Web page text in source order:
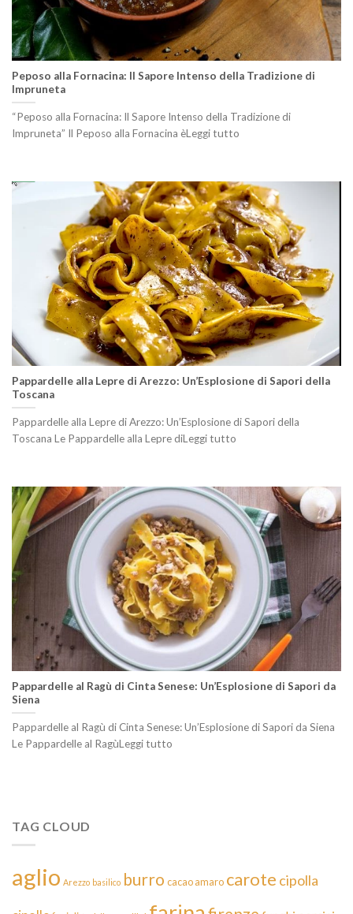
Peposo alla Fornacina: Il Sapore Intenso della Tradizione di
Impruneta
“Peposo alla Fornacina: Il Sapore Intenso della Tradizione di
Impruneta” Il Peposo alla Fornacina èLeggi tutto
Pappardelle alla Lepre di Arezzo: Un’Esplosione di Sapori della
Toscana
Pappardelle alla Lepre di Arezzo: Un’Esplosione di Sapori della
Toscana Le Pappardelle alla Lepre diLeggi tutto
Pappardelle al Ragù di Cinta Senese: Un’Esplosione di Sapori da
Siena
Pappardelle al Ragù di Cinta Senese: Un’Esplosione di Sapori da Siena
Le Pappardelle al RagùLeggi tutto
TAG CLOUD
aglio Arezzo basilico burro cacao amaro carote cipolla